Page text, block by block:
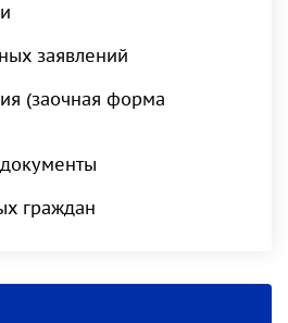
заявлений
(заочная форма
граждан